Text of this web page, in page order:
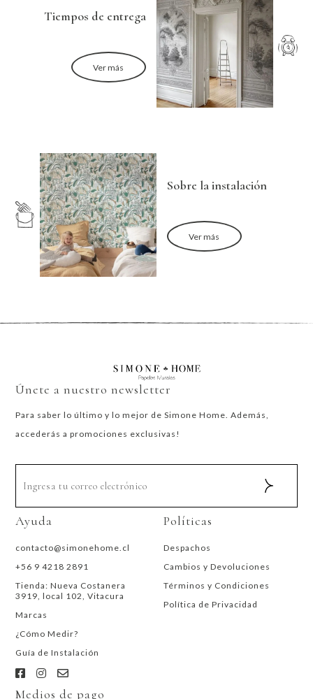
Tiempos de entrega
Ver más
Sobre la instalación
Ver más
Únete a nuestro newsletter
Para saber lo último y lo mejor de Simone Home. Además,
accederás a promociones exclusivas!
Ayuda
contacto@simonehome.cl
+56 9 4218 2891
Tienda: Nueva Costanera
3919, local 102, Vitacura
Marcas
¿Cómo Medir?
Guía de Instalación
Políticas
Despachos
Cambios y Devoluciones
Términos y Condiciones
Política de Privacidad
Medios de pago